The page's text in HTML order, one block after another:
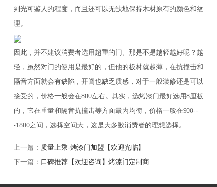
到光可鉴人的程度，而且还可以无缺地保持木材原有的颜色和纹
理。
因此，并不建议消费者选用超重的门。那是不是越轻越好呢？越
轻，虽然对门的使用是最好的，但他的板材就越薄，在抗撞击和
隔音方面就会有缺陷，开阖也缺乏质感，对于一般装修还是可以
接受的，价格一般会在800左右。其实，选烤漆门最好选用8厘板
的，它在重量和隔音抗撞击等方面最为均衡，价格一般在900--
-1800之间，选择空间大，这是大多数消费者的理想选择。
上一篇： 质量上乘-烤漆门加盟【欢迎光临】
下一篇： 口碑推荐【欢迎咨询】烤漆门定制商